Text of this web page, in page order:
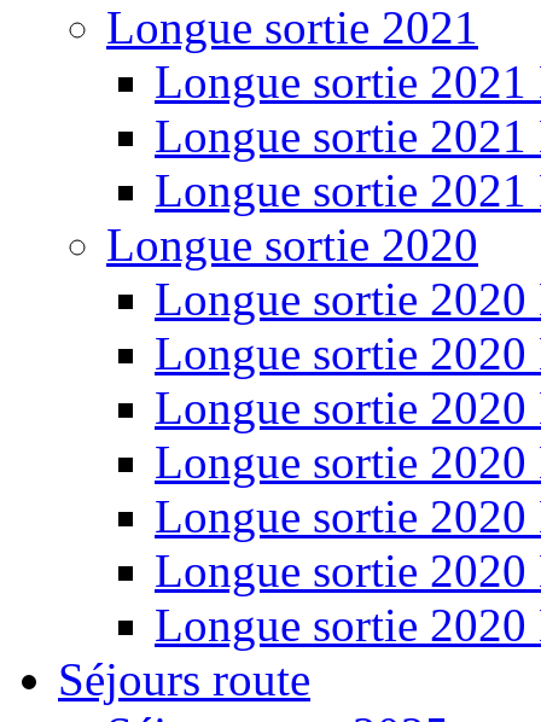
Longue sortie 2021
Longue sortie 2021
Longue sortie 2021
Longue sortie 2021
Longue sortie 2020
Longue sortie 2020
Longue sortie 2020
Longue sortie 2020
Longue sortie 2020
Longue sortie 2020
Longue sortie 2020
Longue sortie 2020
Séjours route